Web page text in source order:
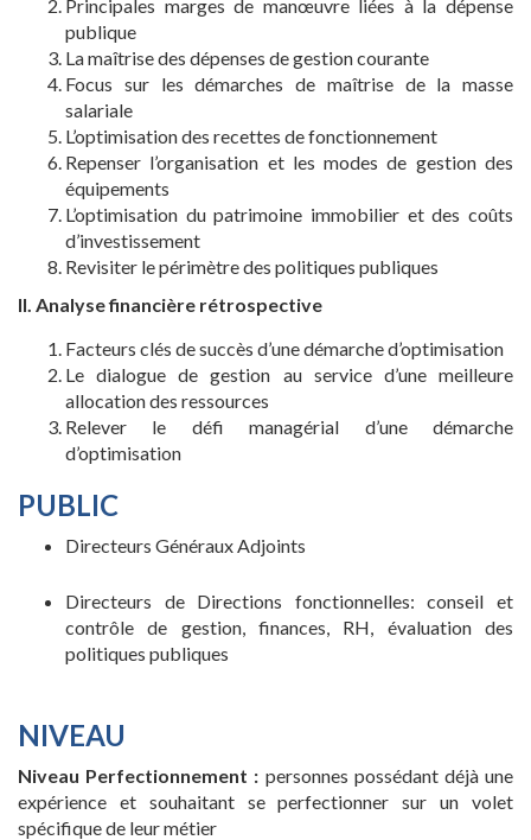
Principales marges de manœuvre liées à la dépense
publique
La maîtrise des dépenses de gestion courante
Focus sur les démarches de maîtrise de la masse
salariale
L’optimisation des recettes de fonctionnement
Repenser l’organisation et les modes de gestion des
équipements
L’optimisation du patrimoine immobilier et des coûts
d’investissement
Revisiter le périmètre des politiques publiques
II. Analyse financière rétrospective
Facteurs clés de succès d’une démarche d’optimisation
Le dialogue de gestion au service d’une meilleure
allocation des ressources
Relever le défi managérial d’une démarche
d’optimisation
PUBLIC
Directeurs Généraux Adjoints
Directeurs de Directions fonctionnelles: conseil et
contrôle de gestion, finances, RH, évaluation des
politiques publiques
NIVEAU
Niveau Perfectionnement : personnes possédant déjà une
expérience et souhaitant se perfectionner sur un volet
spécifique de leur métier